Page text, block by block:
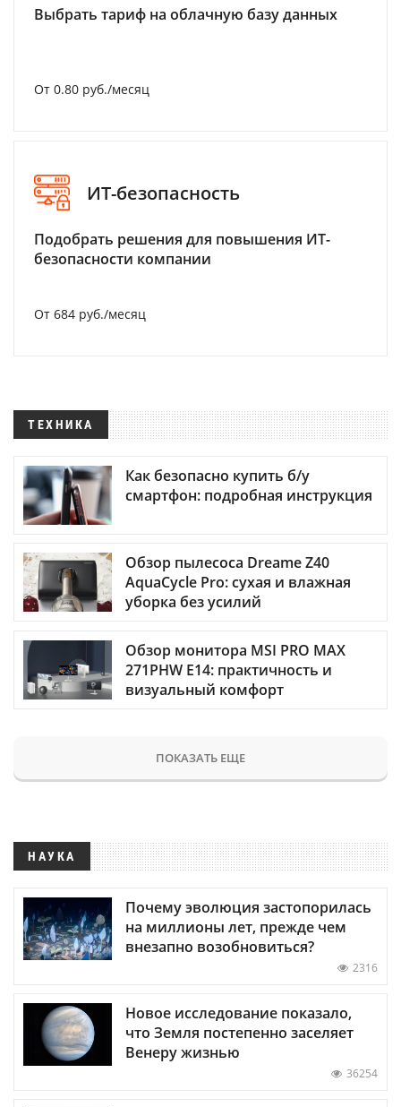
Выбрать тариф на облачную базу данных
От 0.80 руб./месяц
ИТ-безопасность
Подобрать решения для повышения ИТ-
безопасности компании
От 684 руб./месяц
ТЕХНИКА
Как безопасно купить б/у
смартфон: подробная инструкция
Обзор пылесоса Dreame Z40
AquaCycle Pro: сухая и влажная
уборка без усилий
Обзор монитора MSI PRO MAX
271PHW E14: практичность и
визуальный комфорт
ПОКАЗАТЬ ЕЩЕ
НАУКА
Почему эволюция застопорилась
на миллионы лет, прежде чем
внезапно возобновиться?
2316
Новое исследование показало,
что Земля постепенно заселяет
Венеру жизнью
36254